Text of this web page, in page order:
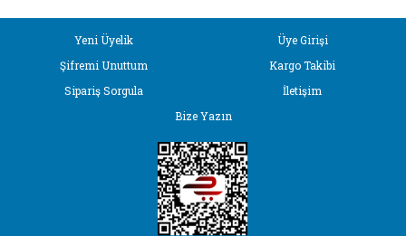
Gönder
Yeni Üyelik
Üye Girişi
Şifremi Unuttum
Kargo Takibi
Sipariş Sorgula
İletişim
Bize Yazın